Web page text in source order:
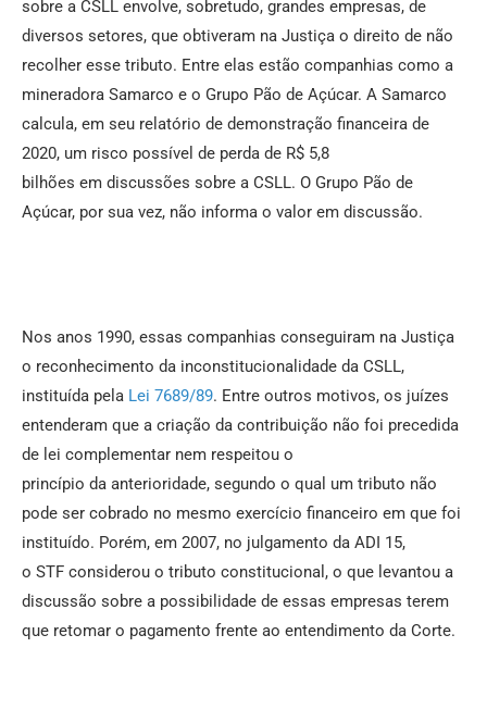
sobre a CSLL envolve, sobretudo, grandes empresas, de
diversos setores, que obtiveram na Justiça o direito de não
recolher esse tributo. Entre elas estão companhias como a
mineradora Samarco e o Grupo Pão de Açúcar. A Samarco
calcula, em seu relatório de demonstração financeira de
2020, um risco possível de perda de R$ 5,8
bilhões em discussões sobre a CSLL. O Grupo Pão de
Açúcar, por sua vez, não informa o valor em discussão.
Nos anos 1990, essas companhias conseguiram na Justiça
o reconhecimento da inconstitucionalidade da CSLL,
instituída pela Lei 7689/89. Entre outros motivos, os juízes
entenderam que a criação da contribuição não foi precedida
de lei complementar nem respeitou o
princípio da anterioridade, segundo o qual um tributo não
pode ser cobrado no mesmo exercício financeiro em que foi
instituído. Porém, em 2007, no julgamento da ADI 15,
o STF considerou o tributo constitucional, o que levantou a
discussão sobre a possibilidade de essas empresas terem
que retomar o pagamento frente ao entendimento da Corte.